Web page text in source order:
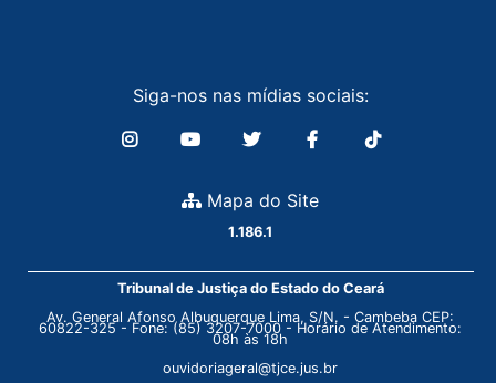
Siga-nos nas mídias sociais:
Mapa do Site
1.186.1
Tribunal de Justiça do Estado do Ceará
Av. General Afonso Albuquerque Lima, S/N. - Cambeba CEP:
60822-325 - Fone: (85) 3207-7000 - Horário de Atendimento:
08h às 18h
ouvidoriageral@tjce.jus.br